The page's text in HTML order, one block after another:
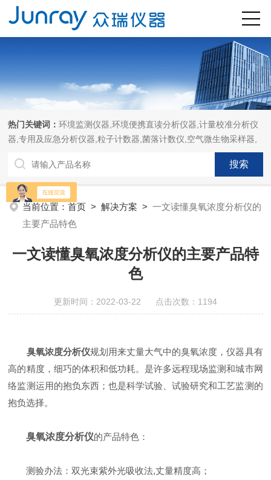
热门关键词：环境监测仪器,环境便携直读分析仪器,计量校准分析仪
器,专用及应急分析仪器,粒子计数器,菌落计数仪,空气微生物采样器,
当前位置：首页 >解决方案 >一文读懂臭氧浓度分析仪的
主要产品特色
一文读懂臭氧浓度分析仪的主要产品特
色
更新时间：2022-03-22 点击次数：1194
臭氧浓度分析仪规划用来丈量大气中的臭氧浓度，仪器具有
高的精度，细巧的体积和低功耗。是许多远程现场监测和城市网
络监测运用的抱负东西；也是科学试验、试验研究和工艺监测的
抱负选择。
臭氧浓度分析仪的产品特色：
测验办法：双光束紫外光吸收法,丈量精度高；